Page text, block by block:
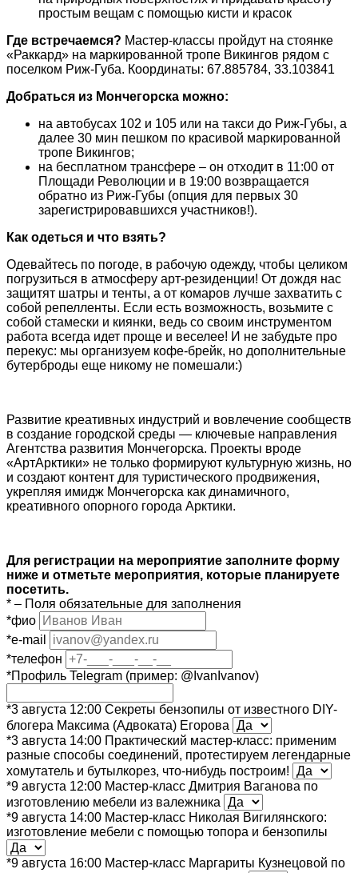
простым вещам с помощью кисти и красок
Где встречаемся? Мастер-классы пройдут на стоянке
«Раккард» на маркированной тропе Викингов рядом с
поселком Риж-Губа. Координаты: 67.885784, 33.103841
Добраться из Мончегорска можно:
на автобусах 102 и 105 или на такси до Риж-Губы, а
далее 30 мин пешком по красивой маркированной
тропе Викингов;
на бесплатном трансфере – он отходит в 11:00 от
Площади Революции и в 19:00 возвращается
обратно из Риж-Губы (опция для первых 30
зарегистрировавшихся участников!).
Как одеться и что взять?
Одевайтесь по погоде, в рабочую одежду, чтобы целиком
погрузиться в атмосферу арт-резиденции! От дождя нас
защитят шатры и тенты, а от комаров лучше захватить с
собой репелленты. Если есть возможность, возьмите с
собой стамески и киянки, ведь со своим инструментом
работа всегда идет проще и веселее! И не забудьте про
перекус: мы организуем кофе-брейк, но дополнительные
бутерброды еще никому не помешали:)
Развитие креативных индустрий и вовлечение сообществ
в создание городской среды — ключевые направления
Агентства развития Мончегорска. Проекты вроде
«АртАрктики» не только формируют культурную жизнь, но
и создают контент для туристического продвижения,
укрепляя имидж Мончегорска как динамичного,
креативного опорного города Арктики.
Для регистрации на мероприятие заполните форму
ниже и отметьте мероприятия, которые планируете
посетить.
* – Поля обязательные для заполнения
*фио
*e-mail
*телефон
*Профиль Telegram (пример: @IvanIvanov)
*3 августа 12:00 Секреты бензопилы от известного DIY-
блогера Максима (Адвоката) Егорова
*3 августа 14:00 Практический мастер-класс: применим
разные способы соединений, протестируем легендарные
хомутатель и бутылкорез, что-нибудь построим!
*9 августа 12:00 Мастер-класс Дмитрия Ваганова по
изготовлению мебели из валежника
*9 августа 14:00 Мастер-класс Николая Вигилянского:
изготовление мебели с помощью топора и бензопилы
*9 августа 16:00 Мастер-класс Маргариты Кузнецовой по